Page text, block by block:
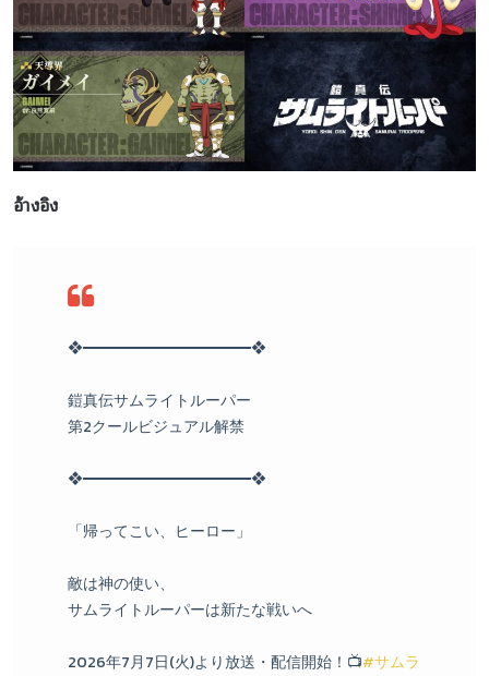
อ้างอิง
❖━━━━━━━━━━━❖
鎧真伝サムライトルーパー
第2クールビジュアル解禁
❖━━━━━━━━━━━❖
「帰ってこい、ヒーロー」
敵は神の使い、
サムライトルーパーは新たな戦いへ
2026年7月7日(火)より放送・配信開始！📺#サムラ